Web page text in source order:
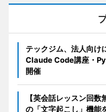
テックジム、法人向け
Claude Code講座・
開催
【英会話レッスン回
の「文字起こし」機